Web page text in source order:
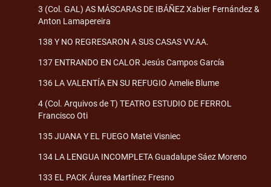
3 (Col. GAL) AS MÁSCARAS DE IBÁÑEZ Xabier Fernández &
Anton Lamapereira
138 Y NO REGRESARON A SUS CASAS VV.AA.
137 ENTRANDO EN CALOR Jesús Campos García
136 LA VALENTÍA EN SU REFUGIO Amelie Blume
4 (Col. Arquivos de T) TEATRO ESTUDIO DE FERROL
Francisco Oti
135 JUANA Y EL FUEGO Matei Visniec
134 LA LENGUA INCOMPLETA Guadalupe Sáez Moreno
133 EL PACK Áurea Martínez Fresno